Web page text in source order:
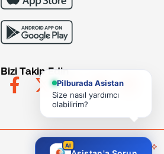
Bizi Takip Edin
Pilburada Asistan
Size nasıl yardımcı
olabilirim?
AI